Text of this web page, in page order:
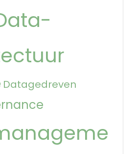
Datagedreven